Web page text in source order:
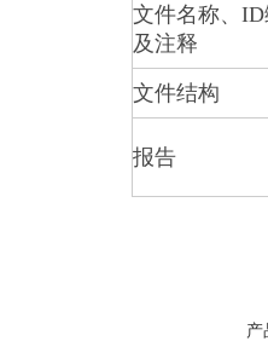
文件名称、
及注释
文件结构
报告
产